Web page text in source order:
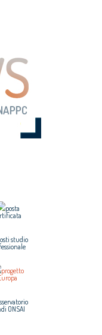
posta
studio
progetto
ONSAI